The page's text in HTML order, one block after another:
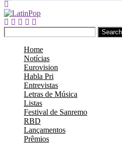
Search
Home
Notícias
Eurovision
Habla Pri
Entrevistas
Letras de Música
Listas
Festival de Sanremo
RBD
Lançamentos
Prêmios